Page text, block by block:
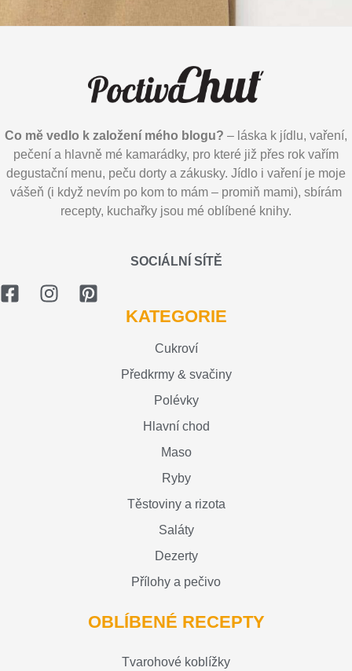
Co mě vedlo k založení mého blogu? – láska k jídlu, vaření,
pečení a hlavně mé kamarádky, pro které již přes rok vařím
degustační menu, peču dorty a zákusky. Jídlo i vaření je moje
vášeň (i když nevím po kom to mám – promiň mami), sbírám
recepty, kuchařky jsou mé oblíbené knihy.
SOCIÁLNÍ SÍTĚ
KATEGORIE
Cukroví
Předkrmy & svačiny
Polévky
Hlavní chod
Maso
Ryby
Těstoviny a rizota
Saláty
Dezerty
Přílohy a pečivo
OBLÍBENÉ RECEPTY
Tvarohové koblížky